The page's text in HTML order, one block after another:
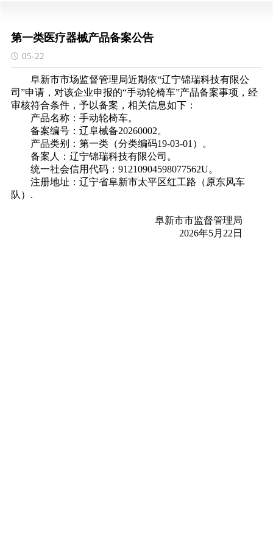
第一类医疗器械产品备案公告
05-22
阜新市市场监督管理局近期依“辽宁锦瑞科技有限公
司”申请，对该企业申报的“手动轮椅车”产品备案事项，经
审核符合条件，予以备案，相关信息如下：
产品名称：手动轮椅车。
备案编号：辽阜械备20260002。
产品类别：第一类（分类编码19-03-01）。
备案人：辽宁锦瑞科技有限公司。
统一社会信用代码：91210904598077562U。
注册地址：辽宁省阜新市太平区红工路（原东风车
队）.
阜新市市监督管理局
2026年5月22日